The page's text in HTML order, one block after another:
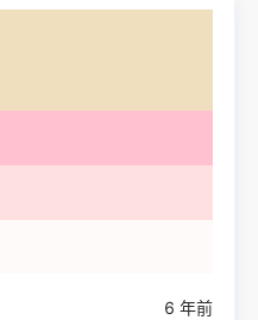
6 年前